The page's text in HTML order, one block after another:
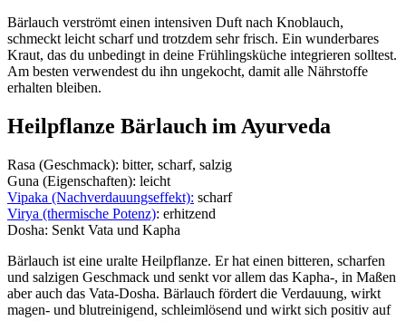
Bärlauch verströmt einen intensiven Duft nach Knoblauch,
schmeckt leicht scharf und trotzdem sehr frisch. Ein wunderbares
Kraut, das du unbedingt in deine Frühlingsküche integrieren solltest.
Am besten verwendest du ihn ungekocht, damit alle Nährstoffe
erhalten bleiben.
Heilpflanze Bärlauch im Ayurveda
Rasa (Geschmack): bitter, scharf, salzig
Guna (Eigenschaften): leicht
Vipaka (Nachverdauungseffekt): scharf
Virya (thermische Potenz): erhitzend
Dosha: Senkt Vata und Kapha
Bärlauch ist eine uralte Heilpflanze. Er hat einen bitteren, scharfen
und salzigen Geschmack und senkt vor allem das Kapha-, in Maßen
aber auch das Vata-Dosha. Bärlauch fördert die Verdauung, wirkt
magen- und blutreinigend, schleimlösend und wirkt sich positiv auf